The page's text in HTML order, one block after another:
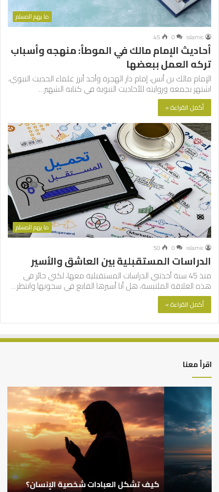
ما يهم المسلم
islamic
0
45
أحاديث الإمام مالك في الموطأ: منهجه وأسباب
تركه العمل ببعضها
الإمام مالك بن أنس، إمام دار الهجرة وأحد أبرز علماء الحديث النبوي،
اشتهر بجمعه وروايته للأحاديث النبوية في كتابه الشهير…
أكمل القراءة »
ما يهم المسلم
islamic
0
50
الدراسات المستقبلية بين العاشق والأسير
منذ 45 سنة أخذتني الدراسات المستقبلية معها، لكني حائر في
هذه العلاقة الملتبسة، هل أنا أسيرها القابع في سجونها وانتظر…
أكمل القراءة »
اقرأ معنا
كيف
تشكل
العبادات
شخصية
الإنسان؟
كيف تشكل العبادات شخصية الإنسان؟